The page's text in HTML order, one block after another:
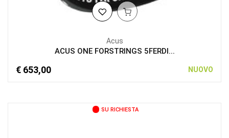
Acus
ACUS ONE FORSTRINGS 5FERDI...
€ 653,00 NUOVO
SU RICHIESTA